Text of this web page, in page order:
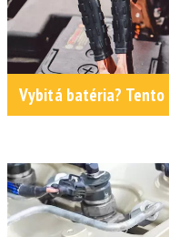
Vybitá batéria?